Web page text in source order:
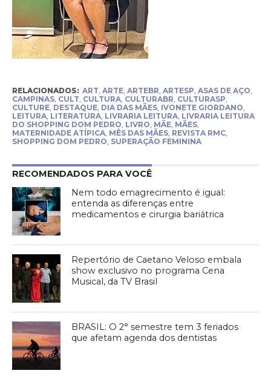
RELACIONADOS: ART ARTE, ARTEBR ARTESP ASAS DE AÇO
CAMPINAS, CULT CULTURA, CULTURABR CULTURASP
CULTURE, DESTAQUE, DIA DAS MÃES, IVONETE GIORDANO
LEITURA, LITERATURA, LIVRARIA LEITURA, LIVRARIA LEITURA
DO SHOPPING DOM PEDRO LIVRO MÃE, MÃES,
MATERNIDADE ATÍPICA, MÊS DAS MÃES, REVISTA RMC,
SHOPPING DOM PEDRO SUPERAÇÃO FEMININA
RECOMENDADOS PARA VOCÊ
Nem todo emagrecimento é igual:
entenda as diferenças entre
medicamentos e cirurgia bariátrica
Repertório de Caetano Veloso embala
show exclusivo no programa Cena
Musical, da TV Brasil
BRASIL: O 2° semestre tem 3 feriados
que afetam agenda dos dentistas